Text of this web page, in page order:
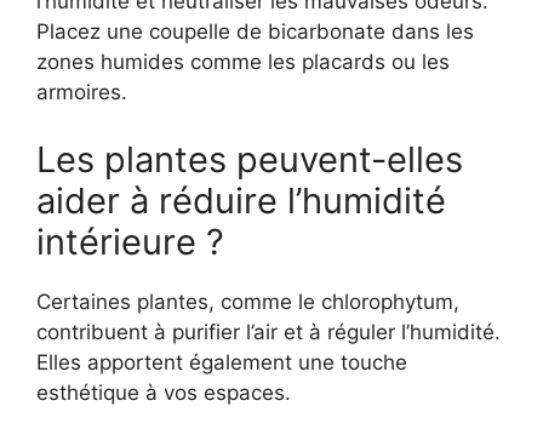
Placez une coupelle de bicarbonate dans les
zones humides comme les placards ou les
armoires.
Les plantes peuvent-elles
aider à réduire l’humidité
intérieure ?
Certaines plantes, comme le chlorophytum,
contribuent à purifier l’air et à réguler l’humidité.
Elles apportent également une touche
esthétique à vos espaces.